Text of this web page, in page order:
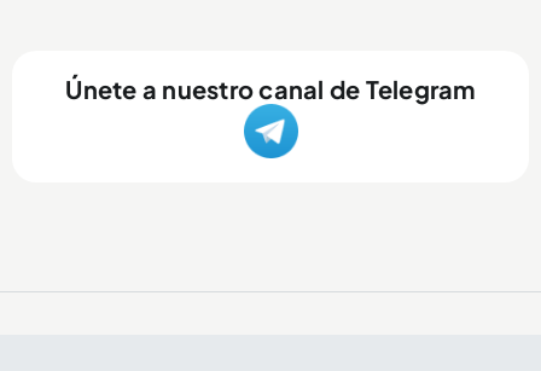
Únete a nuestro canal de Telegram